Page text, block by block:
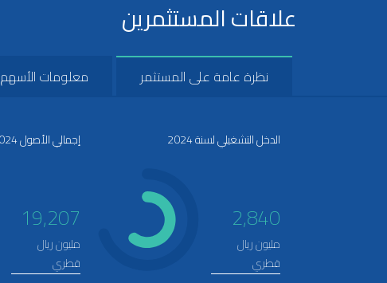
علاقات المستثمرين
نظرة عامة على المستثمر معلومات الأسهم
الدخل التشغيلي لسنة 2024
2,840
مليون ريال
قطري
إجمالي الأصول 2024
19,207
مليون ريال
قطري